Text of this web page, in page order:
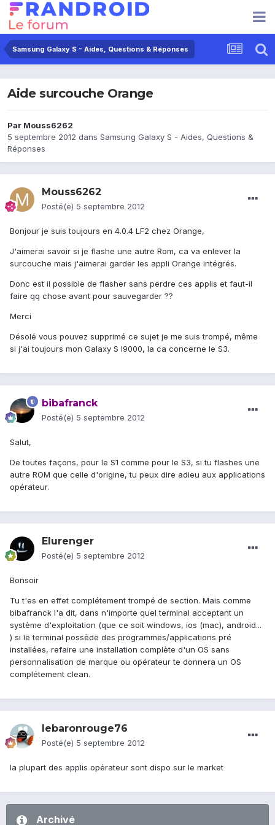
Samsung Galaxy S - Aides, Questions & Réponses
Aide surcouche Orange
Par Mouss6262
5 septembre 2012 dans Samsung Galaxy S - Aides, Questions &
Réponses
Mouss6262
Posté(e) 5 septembre 2012
Bonjour je suis toujours en 4.0.4 LF2 chez Orange,
J'aimerai savoir si je flashe une autre Rom, ca va enlever la
surcouche mais j'aimerai garder les appli Orange intégrés.
Donc est il possible de flasher sans perdre ces applis et faut-il
faire qq chose avant pour sauvegarder ??
Merci
Désolé vous pouvez supprimé ce sujet je me suis trompé, même
si j'ai toujours mon Galaxy S I9000, la ca concerne le S3.
bibafranck
Posté(e) 5 septembre 2012
Salut,
De toutes façons, pour le S1 comme pour le S3, si tu flashes une
autre ROM que celle d'origine, tu peux dire adieu aux applications
opérateur.
Elurenger
Posté(e) 5 septembre 2012
Bonsoir
Tu t'es en effet complétement trompé de section. Mais comme
bibafranck l'a dit, dans n'importe quel terminal acceptant un
système d'exploitation (que ce soit windows, ios (mac), android...
) si le terminal possède des programmes/applications pré
installées, refaire une installation complète d'un OS sans
personnalisation de marque ou opérateur te donnera un OS
complétement clean.
lebaronrouge76
Posté(e) 5 septembre 2012
la plupart des applis opérateur sont dispo sur le market
Archivé